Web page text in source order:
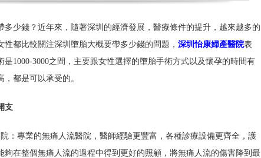
多少錢？近年來，隨著深圳的經濟發展，醫療條件的提升，越來越多的
性都比較關注深圳墮胎大概要帶多少錢的問題， 深圳怡康婦產醫院表
1000-3000之間，主要跟女性選擇的墮胎手術方式以及懷孕的時間有
，都是可以承受的。
支
：專業的無痛人流醫院，醫師經驗更豐富，各種診療設備更齊全，護
夠在整個無痛人流的過程中得到更好的照顧，將無痛人流的傷害降到最